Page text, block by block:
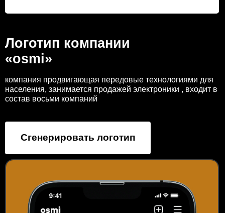
Логотип компании
«osmi»
компания продвигающая передовые технологиями для
населения, занимается продажей электроники , входит в
состав восьми компаний
Сгенерировать логотип